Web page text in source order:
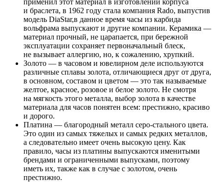
и браслета, в 1962 году стала компания Rado, выпустив
модель DiaStar,в данное время часы из карбида
вольфрама выпускают и другие компании. Керамика —
материал прочный, не царапается, при бережной
эксплуатации сохраняет первоначальный блеск,
не вызывает аллергию, но, к сожалению, хрупкий.
Золото — в часовом и ювелирном деле используются
различные сплавы золота, отличающиеся друг от друга,
в основном, составом и цветом — это так называемые
желтое, красное, розовое и белое золото. Не смотря
на мягкость этого металла, выбор золота в качестве
материала для часов понятен всем: престижно, красиво
и дорого.
Платина — благородный металл серо-стального цвета.
Это один из самых тяжелых и самых редких металлов,
а следовательно имеет очень высокую цену. Как
правило, часы из платины выпускаются именитыми
брендами и ограниченными выпусками, поэтому
иметь их, также как в случае с золотом, очень
престижно.